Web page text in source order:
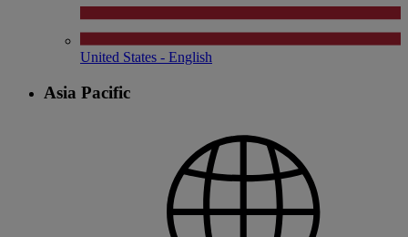
United States - English
Asia Pacific